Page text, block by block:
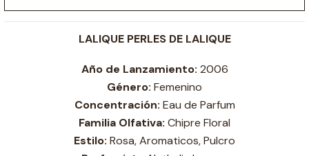
LALIQUE PERLES DE LALIQUE
Año de Lanzamiento: 2006
Género: Femenino
Concentración: Eau de Parfum
Familia Olfativa: Chipre Floral
Estilo: Rosa, Aromaticos, Pulcro